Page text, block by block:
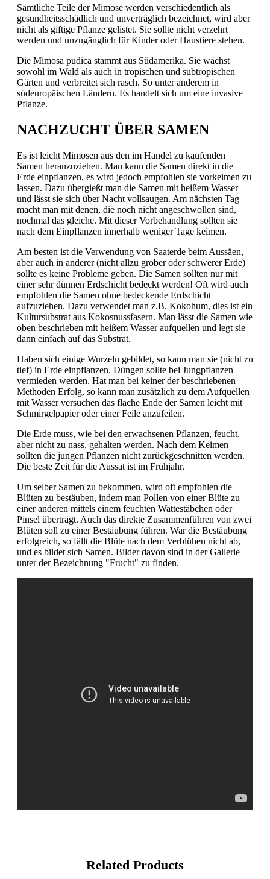
Sämtliche Teile der Mimose werden verschiedentlich als
gesundheitsschädlich und unverträglich bezeichnet, wird aber
nicht als giftige Pflanze gelistet. Sie sollte nicht verzehrt
werden und unzugänglich für Kinder oder Haustiere stehen.
Die Mimosa pudica stammt aus Südamerika. Sie wächst
sowohl im Wald als auch in tropischen und subtropischen
Gärten und verbreitet sich rasch. So unter anderem in
südeuropäischen Ländern. Es handelt sich um eine invasive
Pflanze.
NACHZUCHT ÜBER SAMEN
Es ist leicht Mimosen aus den im Handel zu kaufenden
Samen heranzuziehen. Man kann die Samen direkt in die
Erde einpflanzen, es wird jedoch empfohlen sie vorkeimen zu
lassen. Dazu übergießt man die Samen mit heißem Wasser
und lässt sie sich über Nacht vollsaugen. Am nächsten Tag
macht man mit denen, die noch nicht angeschwollen sind,
nochmal das gleiche. Mit dieser Vorbehandlung sollten sie
nach dem Einpflanzen innerhalb weniger Tage keimen.
Am besten ist die Verwendung von Saaterde beim Aussäen,
aber auch in anderer (nicht allzu grober oder schwerer Erde)
sollte es keine Probleme geben. Die Samen sollten nur mit
einer sehr dünnen Erdschicht bedeckt werden! Oft wird auch
empfohlen die Samen ohne bedeckende Erdschicht
aufzuziehen. Dazu verwendet man z.B. Kokohum, dies ist ein
Kultursubstrat aus Kokosnussfasern. Man lässt die Samen wie
oben beschrieben mit heißem Wasser aufquellen und legt sie
dann einfach auf das Substrat.
Haben sich einige Wurzeln gebildet, so kann man sie (nicht zu
tief) in Erde einpflanzen. Düngen sollte bei Jungpflanzen
vermieden werden. Hat man bei keiner der beschriebenen
Methoden Erfolg, so kann man zusätzlich zu dem Aufquellen
mit Wasser versuchen das flache Ende der Samen leicht mit
Schmirgelpapier oder einer Feile anzufeilen.
Die Erde muss, wie bei den erwachsenen Pflanzen, feucht,
aber nicht zu nass, gehalten werden. Nach dem Keimen
sollten die jungen Pflanzen nicht zurückgeschnitten werden.
Die beste Zeit für die Aussat ist im Frühjahr.
Um selber Samen zu bekommen, wird oft empfohlen die
Blüten zu bestäuben, indem man Pollen von einer Blüte zu
einer anderen mittels einem feuchten Wattestäbchen oder
Pinsel überträgt. Auch das direkte Zusammenführen von zwei
Blüten soll zu einer Bestäubung führen. War die Bestäubung
erfolgreich, so fällt die Blüte nach dem Verblühen nicht ab,
und es bildet sich Samen. Bilder davon sind in der Gallerie
unter der Bezeichnung "Frucht" zu finden.
Related Products